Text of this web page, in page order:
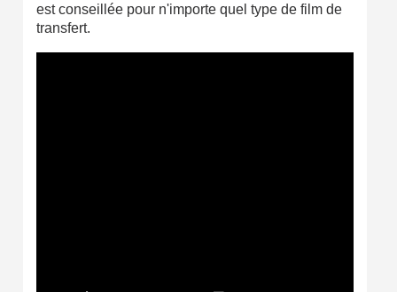
Livraison sous 24 h en France Métropolitaine
est conseillée pour n'importe quel type de film de
transfert.